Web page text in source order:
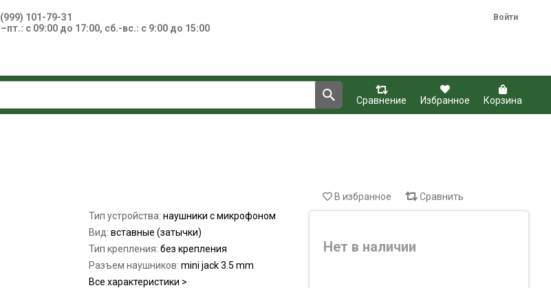
101-79-31
с 09:00 до 17:00, сб.-вс.: с 9:00 до 15:00
Войти
Сравнение Избранное Корзина
Тип устройства: наушники с микрофоном
Вид: вставные (затычки)
Тип крепления: без крепления
Разъем наушников: mini jack 3.5 mm
Все характеристики >
В избранное Сравнить
Нет в наличии